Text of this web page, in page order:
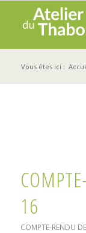
Vous êtes ici :
16
COMPTE-RENDU